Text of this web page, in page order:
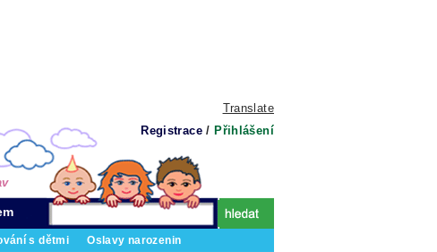
Translate
Registrace / Přihlášení
s dětmi Oslavy narozenin